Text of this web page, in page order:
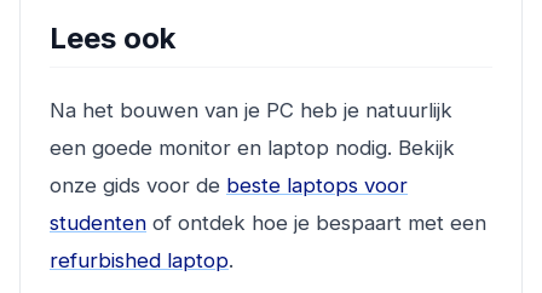
Lees ook
Na het bouwen van je PC heb je natuurlijk
een goede monitor en laptop nodig. Bekijk
onze gids voor de beste laptops voor
studenten of ontdek hoe je bespaart met een
refurbished laptop.